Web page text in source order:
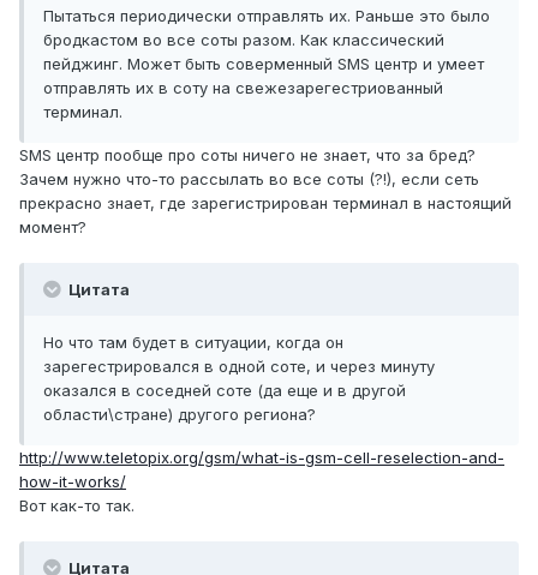
Пытаться периодически отправлять их. Раньше это было
бродкастом во все соты разом. Как классический
пейджинг. Может быть соверменный SMS центр и умеет
отправлять их в соту на свежезарегестриованный
терминал.
SMS центр пообще про соты ничего не знает, что за бред?
Зачем нужно что-то рассылать во все соты (?!), если сеть
прекрасно знает, где зарегистрирован терминал в настоящий
момент?
Цитата
Но что там будет в ситуации, когда он
зарегестрировался в одной соте, и через минуту
оказался в соседней соте (да еще и в другой
области\стране) другого региона?
http://www.teletopix.org/gsm/what-is-gsm-cell-reselection-and-
how-it-works/
Вот как-то так.
Цитата